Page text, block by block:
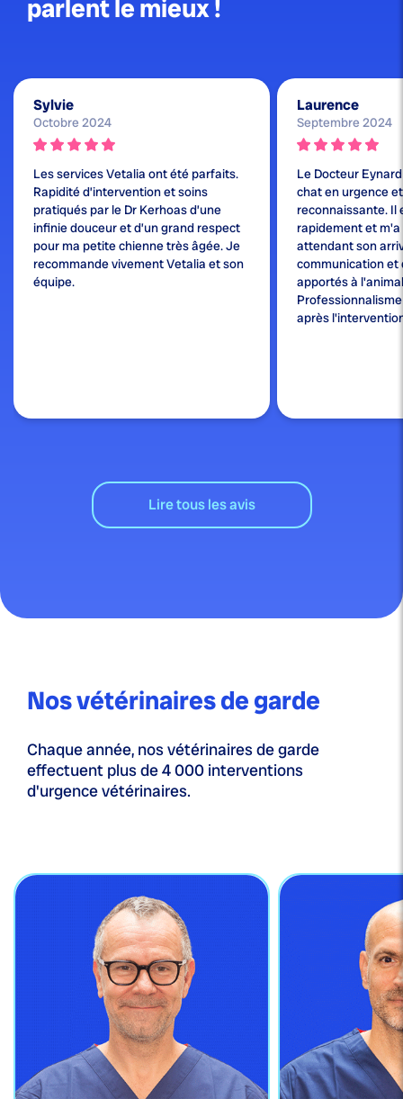
parlent le mieux !
Sylvie
Octobre 2024
Les services Vetalia ont été parfaits.
Rapidité d’intervention et soins
pratiqués par le Dr Kerhoas d’une
infinie douceur et d’un grand respect
pour ma petite chienne très âgée. Je
recommande vivement Vetalia et son
équipe.
Laurence
Septembre 2024
Le Docteur
chat en urgence
reconnaissante. Il
rapidement et m'a
attendant son
communication et
apportés à
après
Lire tous les avis
Nos vétérinaires de garde
Chaque année, nos vétérinaires de garde
effectuent plus de 4 000 interventions
d'urgence vétérinaires.